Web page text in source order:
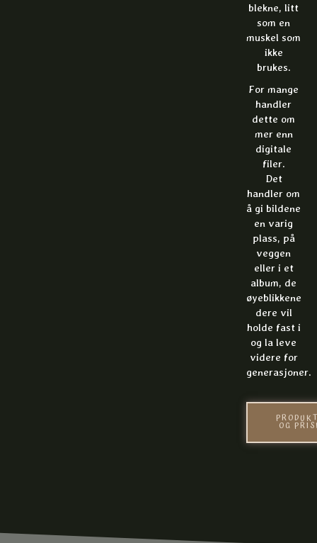
blekne, litt
som en
muskel som
ikke
brukes.
For mange
handler
dette om
mer enn
digitale
filer.
Det
handler om
å gi bildene
en varig
plass, på
veggen
eller i et
album, de
øyeblikkene
dere vil
holde fast i
og la leve
videre for
generasjoner.
OG